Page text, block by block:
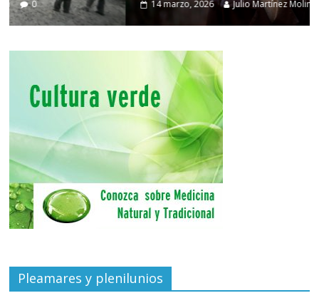
14 marzo, 2026 Julio Martínez Molina 0
Pleamares y plenilunios